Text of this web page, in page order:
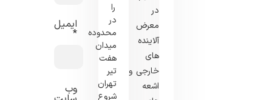
در
معرض
آلاینده‌
های
خارجی و
اشعه‌
را
در
محدوده
میدان
هفت
تیر
تهران
شروع
ایمیل
*
وب‌